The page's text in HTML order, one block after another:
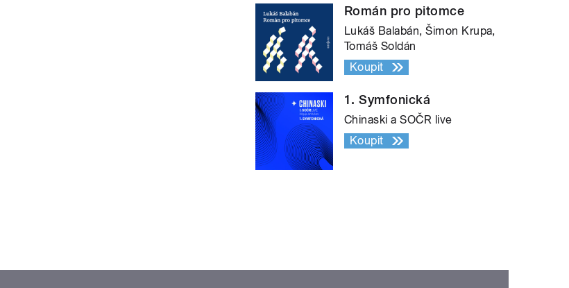
Román pro pitomce
Lukáš Balabán, Šimon Krupa,
Tomáš Soldán
Koupit
1. Symfonická
Chinaski a SOČR live
Koupit